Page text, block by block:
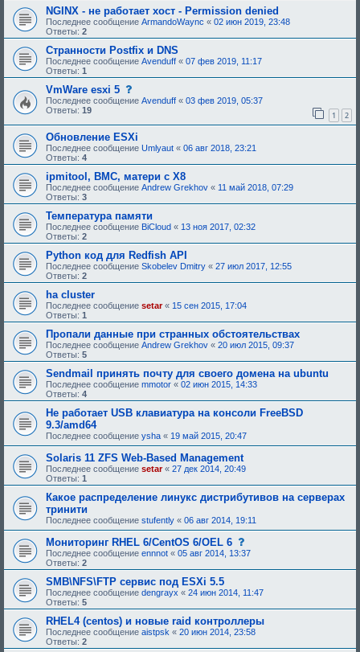
е
н
:
NGINX - не работает хост - Permission denied
Последнее сообщение ArmandoWaync « 02 июн 2019, 23:48
Ответы: 2
Странности Postfix и DNS
Последнее сообщение Avenduff « 07 фев 2019, 11:17
Ответы: 1
VmWare esxi 5
о
щ
е
н
е
,
т
е
б
ю
щ
е
е
о
д
р
и
я
Последнее сообщение Avenduff « 03 фев 2019, 05:37
Ответы: 19 1 2
Обновление ESXi
Последнее сообщение Umlyaut « 06 авг 2018, 23:21
Ответы: 4
ipmitool, BMC, матери с X8
Последнее сообщение Andrew Grekhov « 11 май 2018, 07:29
Ответы: 3
Температура памяти
Последнее сообщение BiCloud « 13 ноя 2017, 02:32
Ответы: 2
Python код для Redfish API
Последнее сообщение Skobelev Dmitry « 27 июл 2017, 12:55
Ответы: 2
ha cluster
Последнее сообщение setar« 15 сен 2015, 17:04
Ответы: 1
Пропали данные при странных обстоятельствах
Последнее сообщение Andrew Grekhov « 20 июл 2015, 09:37
Ответы: 5
Sendmail принять почту для своего домена на ubuntu
Последнее сообщение mmotor « 02 июн 2015, 14:33
Ответы: 4
Не работает USB клавиатура на консоли FreeBSD
9.3/amd64
Последнее сообщение ysha « 19 май 2015, 20:47
Solaris 11 ZFS Web-Based Management
Последнее сообщение setar« 27 дек 2014, 20:49
Ответы: 1
Какое распределение линукс дистрибутивов на серверах
тринити
Последнее сообщение stufently « 06 авг 2014, 19:11
Мониторинг RHEL 6/CentOS 6/OEL 6
о
б
е
н
и
е
,
т
р
Последнее сообщение ennnot « 05 авг 2014, 13:37
Ответы: 2
SMB\NFS\FTP сервис под ESXi 5.5
Последнее сообщение dengrayx « 24 июн 2014, 11:47
Ответы: 5
RHEL4 (centos) и новые raid контроллеры
Последнее сообщение aistpsk « 20 июн 2014, 23:58
Ответы: 2